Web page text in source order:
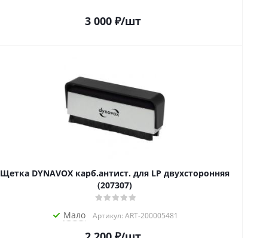
3 000₽/шт
Щетка DYNAVOX карб.антист. для LP двухсторонняя
(207307)
Мало Артикул: ART-200005481